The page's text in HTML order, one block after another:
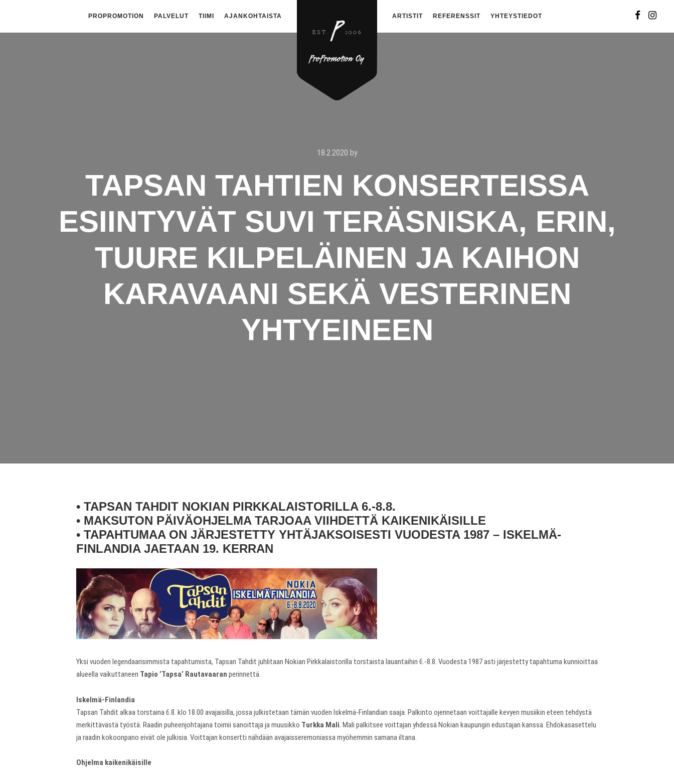
PROPROMOTION PALVELUT TIIMI AJANKOHTAISTA ARTISTIT REFERENSSIT YHTEYSTIEDOT
18.2.2020 by
TAPSAN TAHTIEN KONSERTEISSA
ESIINTYVÄT SUVI TERÄSNISKA, ERIN,
TUURE KILPELÄINEN JA KAIHON
KARAVAANI SEKÄ VESTERINEN
YHTYEINEEN
• TAPSAN TAHDIT NOKIAN PIRKKALAISTORILLA 6.-8.8.
• MAKSUTON PÄIVÄOHJELMA TARJOAA VIIHDETTÄ KAIKENIKÄISILLE
• TAPAHTUMAA ON JÄRJESTETTY YHTÄJAKSOISESTI VUODESTA 1987 – ISKELMÄ-
FINLANDIA JAETAAN 19. KERRAN
Yksi vuoden legendaarisimmista tapahtumista, Tapsan Tahdit juhlitaan Nokian Pirkkalaistorilla torstaista lauantaihin 6.-8.8. Vuodesta 1987 asti järjestetty tapahtuma kunnioittaa
alueella vaikuttaneen Tapio ’Tapsa’ Rautavaaran perinnettä.
Iskelmä-Finlandia
Tapsan Tahdit alkaa torstaina 6.8. klo 18.00 avajaisilla, jossa julkistetaan tämän vuoden Iskelmä-Finlandian saaja. Palkinto ojennetaan voittajalle kevyen musiikin eteen tehdystä
merkittävästä työstä. Raadin puheenjohtajana toimii sanoittaja ja muusikko Turkka Mali . Mali palkitsee voittajan yhdessä Nokian kaupungin edustajan kanssa. Ehdokasasettelu
ja raadin kokoonpano eivät ole julkisia. Voittajan konsertti nähdään avajaisseremoniassa myöhemmin samana iltana.
Ohjelma kaikenikäisille